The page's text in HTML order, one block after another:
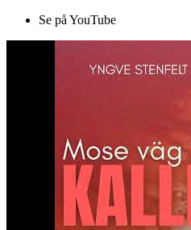
Se på YouTube